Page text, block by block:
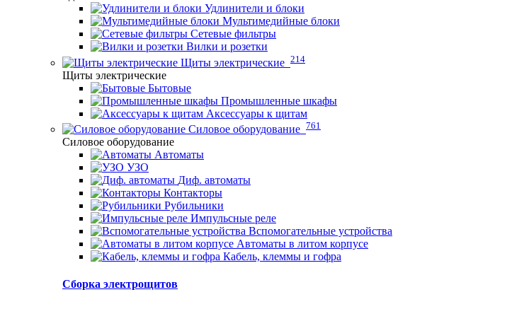
Удлинители и блоки
Мультимедийные блоки
Сетевые фильтры
Вилки и розетки
Щиты электрические 214
Щиты электрические
Бытовые
Промышленные шкафы
Аксессуары к щитам
Силовое оборудование 761
Силовое оборудование
Автоматы
УЗО
Диф. автоматы
Контакторы
Рубильники
Импульсные реле
Вспомогательные устройства
Автоматы в литом корпусе
Кабель, клеммы и гофра
Сборка электрощитов